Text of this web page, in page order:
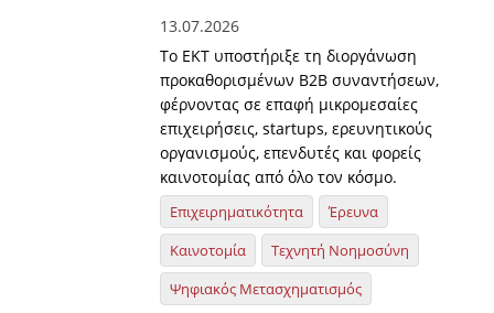
13.07.2026
Το ΕΚΤ υποστήριξε τη διοργάνωση
προκαθορισμένων Β2Β συναντήσεων,
φέρνοντας σε επαφή μικρομεσαίες
επιχειρήσεις, startups, ερευνητικούς
οργανισμούς, επενδυτές και φορείς
καινοτομίας από όλο τον κόσμο.
Επιχειρηματικότητα
Έρευνα
Καινοτομία
Τεχνητή Νοημοσύνη
Ψηφιακός Μετασχηματισμός